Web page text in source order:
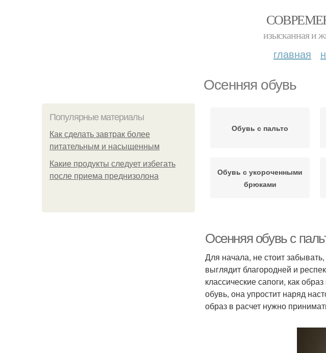
изысканная и
главная
Осенняя обувь
Популярные материалы
Как сделать завтрак более
питательным и насыщенным
Какие продукты следует избегать
после приема преднизолона
Обувь с пальто
Обувь с укороченными
брюками
Осенняя обувь с
Для начала, не стоит
выглядит благородней и
классические сапоги, как
обувь, она упростит наряд
образ в расчет нужно